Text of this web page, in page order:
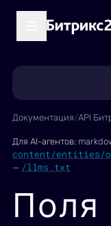
Документация/API
Для AI-агентов:
content/entities/
— /llms.txt
Поля